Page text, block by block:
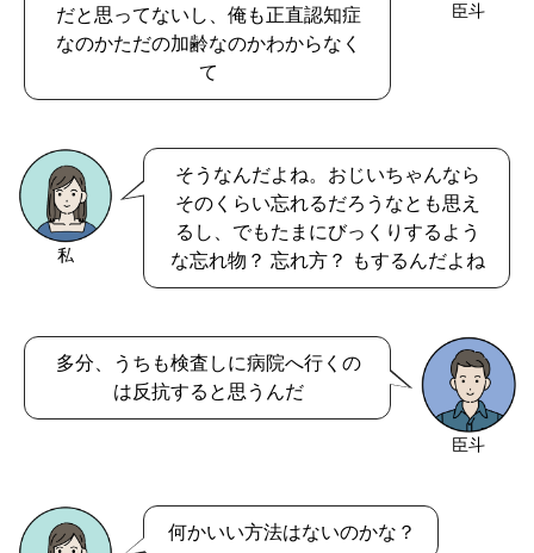
臣斗
だと思ってないし、俺も正直認知症
なのかただの加齢なのかわからなく
て
私
そうなんだよね。おじいちゃんなら
そのくらい忘れるだろうなとも思え
るし、でもたまにびっくりするよう
な忘れ物？ 忘れ方？ もするんだよね
臣斗
多分、うちも検査しに病院へ行くの
は反抗すると思うんだ
何かいい方法はないのかな？